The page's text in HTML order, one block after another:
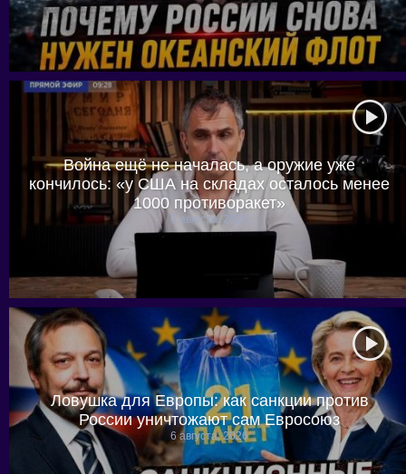
Война ещё не началась, а оружие уже
кончилось: «у США на складах осталось менее
1000 противоракет»
6 августа, 2026
Ловушка для Европы: как санкции против
России уничтожают сам Евросоюз
6 августа, 2026